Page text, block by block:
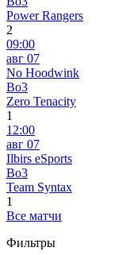
Power Rangers
2
09:00
авг 07
No Hoodwink
Bo3
Zero Tenacity
1
12:00
авг 07
Ilbirs eSports
Bo3
Team Syntax
1
Все матчи
Фильтры